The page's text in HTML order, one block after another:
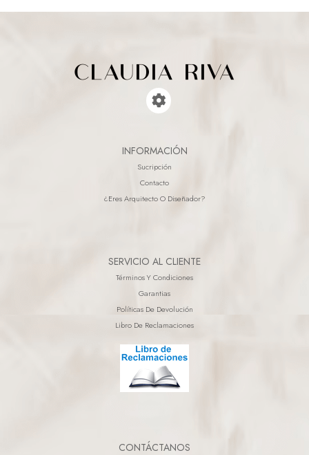
INFORMACIÓN
Sucripción
Contacto
¿eres Arquitecto O Diseñador?
SERVICIO AL CLIENTE
Términos Y Condiciones
Garantias
Políticas De Devolución
Libro De Reclamaciones
CONTÁCTANOS